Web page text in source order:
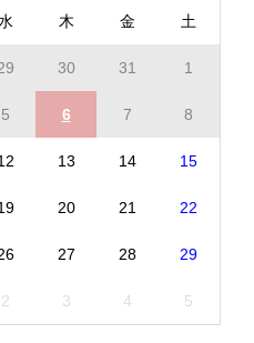
木 金 土
30 31 1
5 6 7 8
13 14 15
20 21 22
27 28 29
2 3 4 5